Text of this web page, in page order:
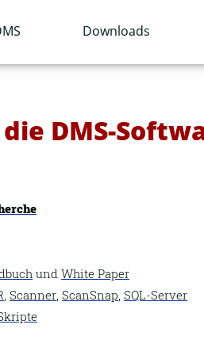
Downloads
DMS-
undWhite Paper
,Scanner ,ScanSnap ,SQL-Server